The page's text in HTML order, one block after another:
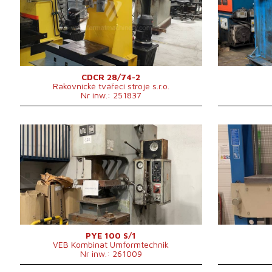
Rozmiary stołu
mm
Maks. skok suwaka
260 mm
Ciężar maszyny
480 kg
Rozmiary d x sz x w
1230x700x1587
mm
System sterowania
nie
CDCR 28/74-2
Rakovnické tvářecí stroje s.r.o.
Nr inw.: 251837
Ilość walców
Maks. skok
Moc
System
Rok produkcji:
1987
Nominalna siła kształtująca prasy 100 t
Rozmiary stołu
750x560 mm
Rozmiary suwaka
530x400 mm
Skok suwaka
500 mm
Przewężenie
360 mm
Skok dolnego wyrzutnika
200 mm
Ciężar maszyny
5000 kg
System sterowania
nie
PYE 100 S/1
VEB Kombinat Umformtechnik
Nr inw.: 261009
Rok produkcji:
Nominalna
prasy
Rozmiary stołu
Rozmiary d x
Ciężar maszyny
System